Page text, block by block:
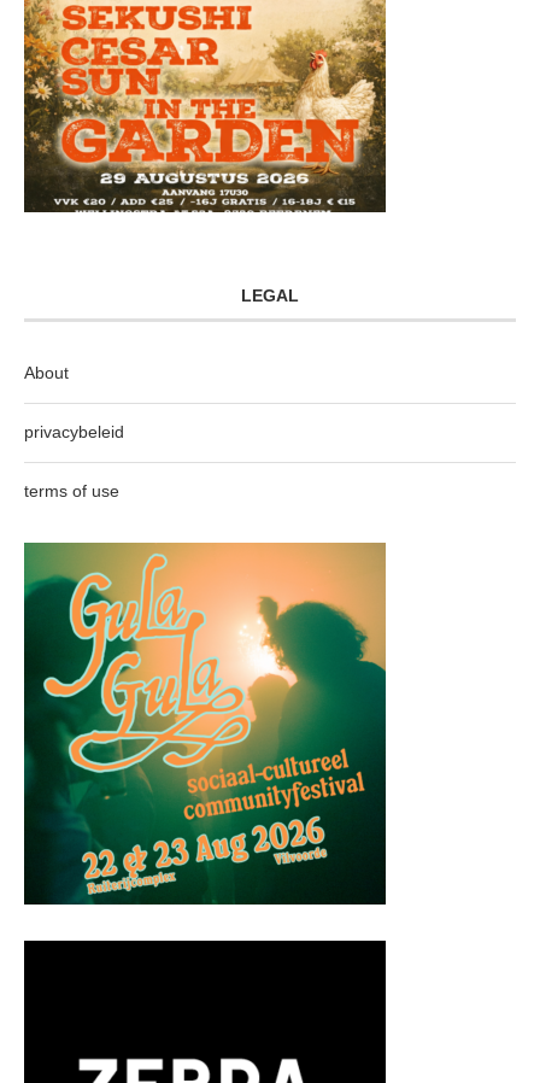
LEGAL
About
privacybeleid
terms of use